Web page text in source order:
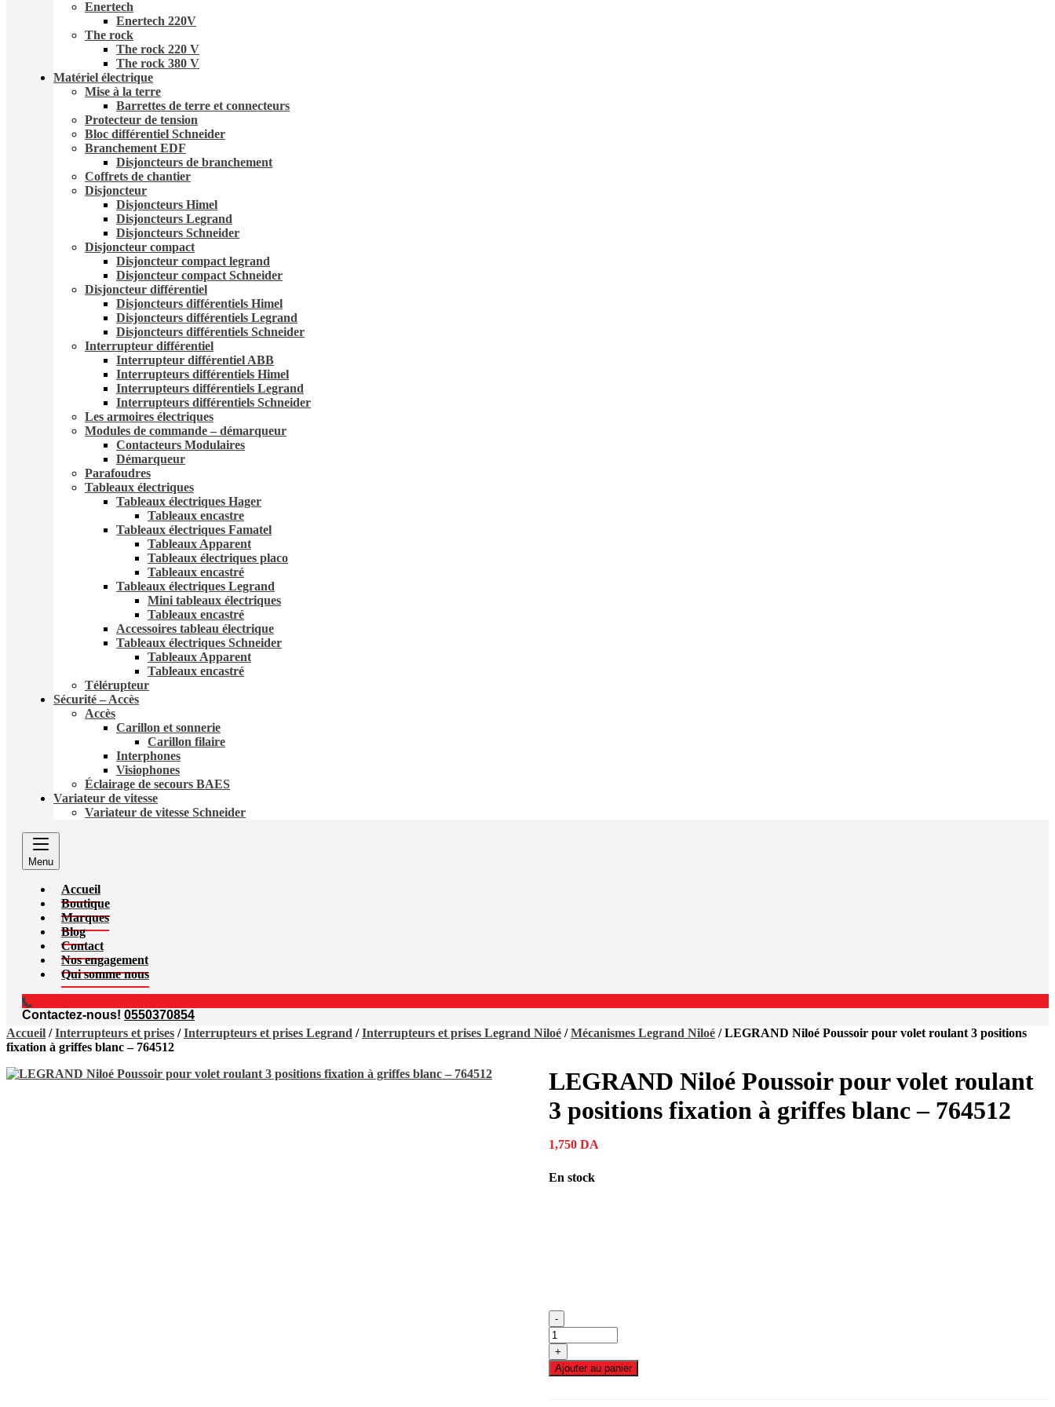
Enertech
Enertech 220V
The rock
The rock 220 V
The rock 380 V
Matériel électrique
Mise à la terre
Barrettes de terre et connecteurs
Protecteur de tension
Bloc différentiel Schneider
Branchement EDF
Disjoncteurs de branchement
Coffrets de chantier
Disjoncteur
Disjoncteurs Himel
Disjoncteurs Legrand
Disjoncteurs Schneider
Disjoncteur compact
Disjoncteur compact legrand
Disjoncteur compact Schneider
Disjoncteur différentiel
Disjoncteurs différentiels Himel
Disjoncteurs différentiels Legrand
Disjoncteurs différentiels Schneider
Interrupteur différentiel
Interrupteur différentiel ABB
Interrupteurs différentiels Himel
Interrupteurs différentiels Legrand
Interrupteurs différentiels Schneider
Les armoires électriques
Modules de commande – démarqueur
Contacteurs Modulaires
Démarqueur
Parafoudres
Tableaux électriques
Tableaux électriques Hager
Tableaux encastre
Tableaux électriques Famatel
Tableaux Apparent
Tableaux électriques placo
Tableaux encastré
Tableaux électriques Legrand
Mini tableaux électriques
Tableaux encastré
Accessoires tableau électrique
Tableaux électriques Schneider
Tableaux Apparent
Tableaux encastré
Télérupteur
Sécurité – Accès
Accès
Carillon et sonnerie
Carillon filaire
Interphones
Visiophones
Éclairage de secours BAES
Variateur de vitesse
Variateur de vitesse Schneider
Menu
Accueil
Boutique
Marques
Blog
Contact
Nos engagement
Qui somme nous
Contactez-nous! 0550370854
Accueil /Interrupteurs et prises /Interrupteurs et prises Legrand /Interrupteurs et prises Legrand Niloé /Mécanismes Legrand Niloé / LEGRAND Niloé Poussoir pour volet roulant 3 positions
fixation à griffes blanc – 764512
LEGRAND Niloé Poussoir pour volet roulant
3 positions fixation à griffes blanc – 764512
1,750 DA
En stock
-
quantité
de
LEGRAND
Niloé
+
Ajouter au panier